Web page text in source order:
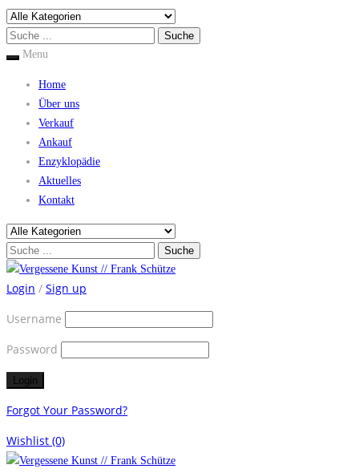
Menu
Home
Über uns
Verkauf
Ankauf
Enzyklopädie
Aktuelles
Kontakt
Login / Sign up
Username
Password
Forgot Your Password?
Wishlist (0)